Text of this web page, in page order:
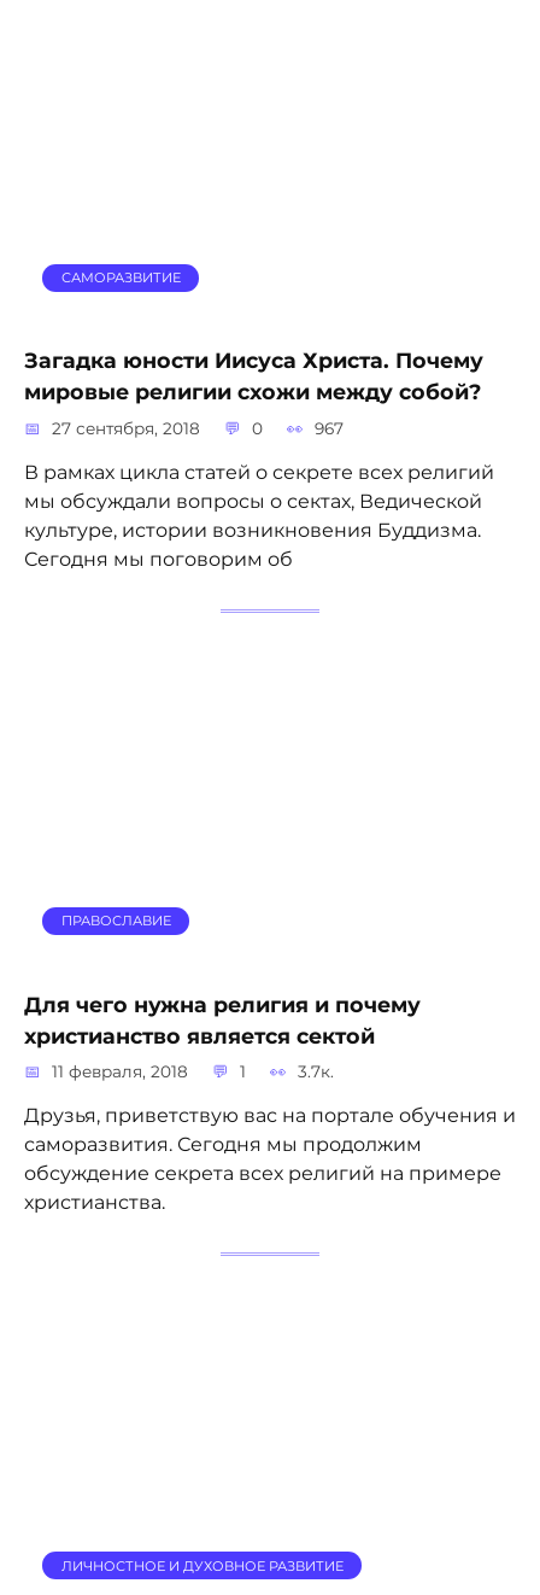
САМОРАЗВИТИЕ
Загадка юности Иисуса Христа. Почему
мировые религии схожи между собой?
27 сентября, 2018 0 967
В рамках цикла статей о секрете всех религий
мы обсуждали вопросы о сектах, Ведической
культуре, истории возникновения Буддизма.
Сегодня мы поговорим об
ПРАВОСЛАВИЕ
Для чего нужна религия и почему
христианство является сектой
11 февраля, 2018 1 3.7к.
Друзья, приветствую вас на портале обучения и
саморазвития. Сегодня мы продолжим
обсуждение секрета всех религий на примере
христианства.
ЛИЧНОСТНОЕ И ДУХОВНОЕ РАЗВИТИЕ